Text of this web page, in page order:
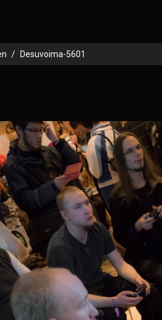
Desuvoima-5601